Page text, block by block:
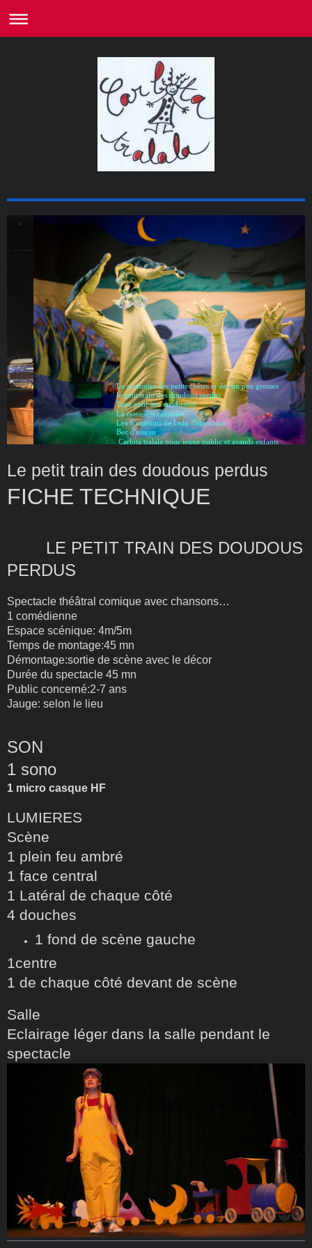
Le pommier des petites bêtes et des un peu grosses
le petit train des doudous perdus
Tane petit âne en chemin
La reine des rainettes
Les 6 maisons de Lulu Baluuchon
Bec d'oiseau
Carlota tralala pour jeune public et grands enfants
Le petit train des doudous perdus
FICHE TECHNIQUE
LE PETIT TRAIN DES DOUDOUS
PERDUS
Spectacle théâtral comique avec chansons…
1 comédienne
Espace scénique: 4m/5m
Temps de montage:45 mn
Démontage:sortie de scène avec le décor
Durée du spectacle 45 mn
Public concerné:2-7 ans
Jauge: selon le lieu
SON
1 sono
1 micro casque HF
LUMIERES
Scène
1 plein feu ambré
1 face central
1 Latéral de chaque côté
4 douches
1 fond de scène gauche
1centre
1 de chaque côté devant de scène
Salle
Eclairage l éger dans la salle pendant le
spectacle